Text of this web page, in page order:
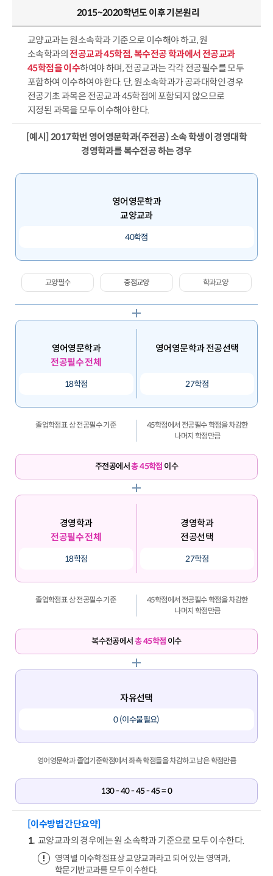
2015~2020학년도 이후 기본원리
교양교과는 원소속학과 기준으로 이수해야 하고, 원
소속학과의전공교과 45학점, 복수전공 학과에서 전공교과
45학점을 이수하여야 하며, 전공교과는 각각 전공필수를 모두
포함하여 이수하여야 한다. 단, 원소속학과가 공과대학인 경우
전공기초 과목은 전공교과 45학점에 포함되지 않으므로
지정된 과목을 모두 이수해야 한다.
[예시] 2017학번 영어영문학과(주전공) 소속 학생이 경영대학
경영학과를 복수전공 하는 경우
영어영문학과
교양교과
40학점
교양필수 중점교양 학과교양
영어영문학과
전공필수 전체
18학점
영어영문학과 전공선택
27학점
졸업학점표 상 전공필수 기준
45학점에서 전공필수 학점을 차감한
나머지 학점만큼
주전공에서총 45학점 이수
경영학과
전공필수 전체
18학점
경영학과
전공선택
27학점
졸업학점표 상 전공필수 기준
45학점에서 전공필수 학점을 차감한
나머지 학점만큼
복수전공에서총 45학점 이수
자유선택
0 (이수불필요)
영어영문학과 졸업기준학점에서 좌측 학점들을 차감하고 남은 학점만큼
130 - 40 - 45 - 45 = 0
[이수방법 간단요약]
교양교과의 경우에는 원 소속학과 기준으로 모두 이수한다.
영역별 이수학점표상 교양교과라고 되어 있는 영역과,
학문기반교과를 모두 이수한다.